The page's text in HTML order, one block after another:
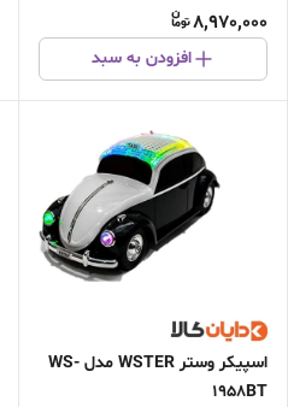
8,970,000
افزودن به سبد
اسپیکر وستر WSTER مدل WS-
1958BT